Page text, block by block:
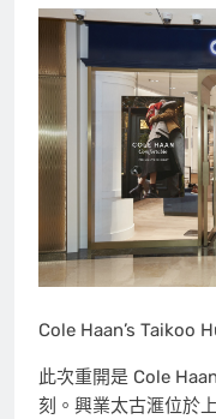
Cole Haan’s Taikoo
此次重開是 Cole Haan
刻。興業太古滙位於